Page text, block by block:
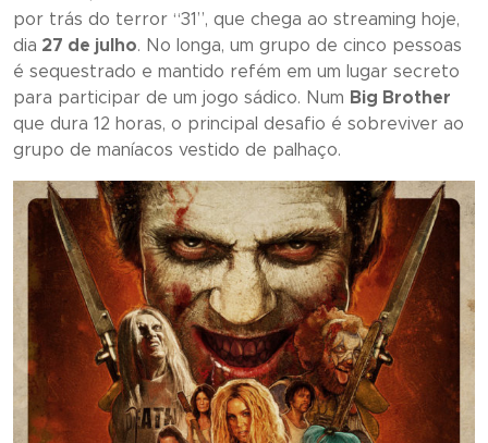
por trás do terror “31 ”, que chega ao streaming hoje,
dia 27 de julho. No longa, um grupo de cinco pessoas
é sequestrado e mantido refém em um lugar secreto
para participar de um jogo sádico. Num Big Brother
que dura 12 horas, o principal desafio é sobreviver ao
grupo de maníacos vestido de palhaço.